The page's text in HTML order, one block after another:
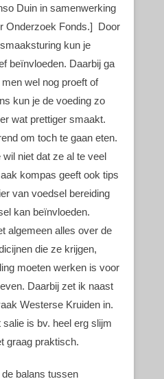
Duin in samenwerking
Onderzoek Fonds.] Door
kun je
beïnvloeden. Daarbij ga
wel nog proeft of
kun je de voeding zo
wat prettiger smaakt.
om toch te gaan eten.
niet dat ze al te veel
kompas geeft ook tips
van voedsel bereiding
kan beïnvloeden.
algemeen alles over de
die ze krijgen,
moeten werken is voor
Daarbij zet ik naast
Westerse Kruiden in.
is bv. heel erg slijm
graag praktisch.
balans tussen